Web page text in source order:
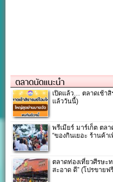
ตลาดนัดแนะนำ
เปิดแล้ว… ตลาดเช้า
แล้ววันนี้)
พรีเมียร์ มาร์เก็ต ตล
“ของกินเยอะ ร้านค้าเ
ตลาดท่องเที่ยวศีรษะ
สะอาด ดี” (โปรขายฟ